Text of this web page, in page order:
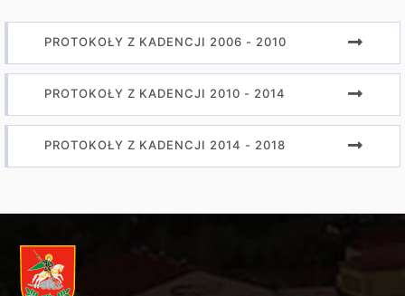
PROTOKOŁY Z KADENCJI 2006 - 2010
PROTOKOŁY Z KADENCJI 2010 - 2014
PROTOKOŁY Z KADENCJI 2014 - 2018